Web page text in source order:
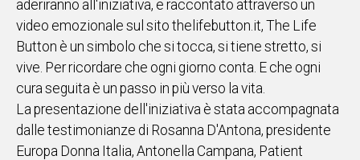
aderiranno all'iniziativa, e raccontato attraverso un
video emozionale sul sito thelifebutton.it, The Life
Button è un simbolo che si tocca, si tiene stretto, si
vive. Per ricordare che ogni giorno conta. E che ogni
cura seguita è un passo in più verso la vita.
La presentazione dell'iniziativa è stata accompagnata
dalle testimonianze di Rosanna D'Antona, presidente
Europa Donna Italia, Antonella Campana, Patient